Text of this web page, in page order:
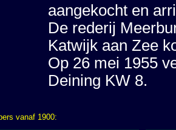
aangekocht en
De rederij
Katwijk aan Zee
Op 26 mei 1955
Deining KW 8.
vanaf 1900: